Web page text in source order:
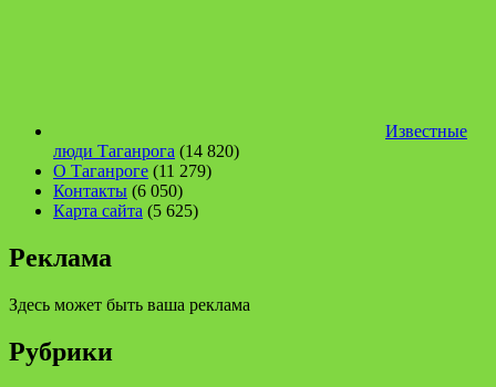
Известные
люди Таганрога (14 820)
О Таганроге (11 279)
Контакты (6 050)
Карта сайта (5 625)
Реклама
Здесь может быть ваша реклама
Рубрики